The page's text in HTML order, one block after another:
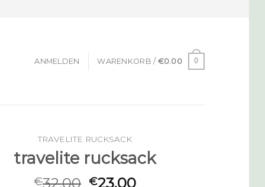
ANMELDEN WARENKORB / €0.00 0
TRAVELITE RUCKSACK
travelite rucksack
€32.00 €23.00